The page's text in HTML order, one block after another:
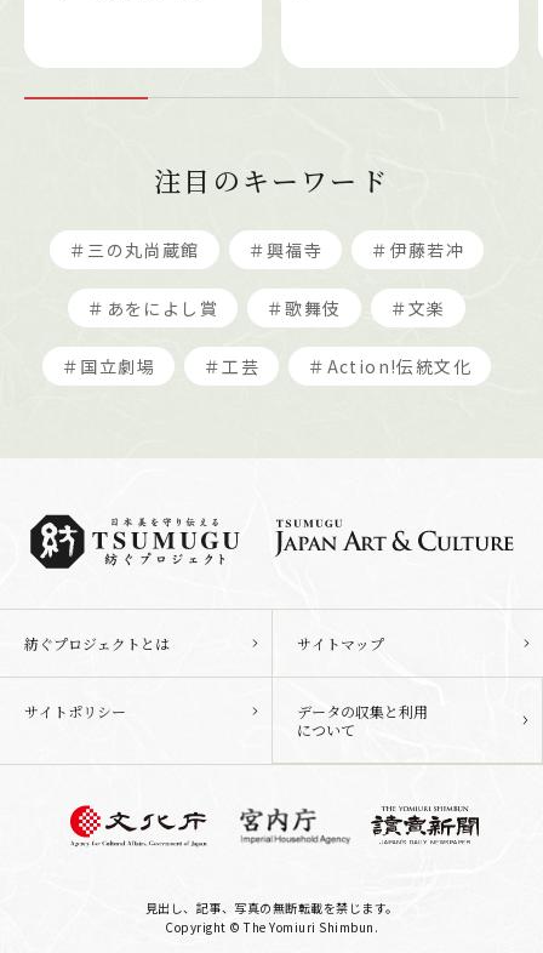
注目のキーワード
＃三の丸尚蔵館 ＃興福寺 ＃伊藤若冲
＃あをによし賞 ＃歌舞伎 ＃文楽
＃国立劇場 ＃工芸 ＃Action!伝統文化
紡ぐプロジェクトとは サイトマップ
サイトポリシー
データの収集と利用
について
見出し、記事、写真の無断転載を禁じます。
Copyright © The Yomiuri Shimbun.